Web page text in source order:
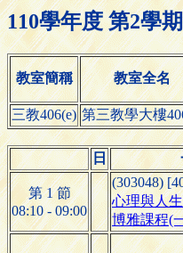
110學年度 第2學
教室簡稱 教室全名
三教406(e) 第三教學大樓
日
第 1 節
08:10 - 09:00
(303048)
心理與人生
博雅課程(